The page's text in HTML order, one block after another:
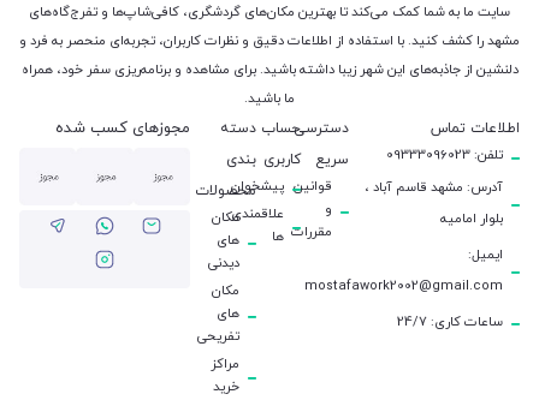
سایت ما به شما کمک می‌کند تا بهترین مکان‌های گردشگری، کافی‌شاپ‌ها و تفرج‌گاه‌های
مشهد را کشف کنید. با استفاده از اطلاعات دقیق و نظرات کاربران، تجربه‌ای منحصر به فرد و
دلنشین از جاذبه‌های این شهر زیبا داشته باشید. برای مشاهده و برنامه‌ریزی سفر خود، همراه
ما باشید.
اطلاعات تماس
تلفن: 09333096023
آدرس: مشهد قاسم آباد ،
بلوار امامیه
ایمیل:
mostafawork2002@gmail.com
ساعات کاری: 24/7
دسترسی
سریع
قوانین
و
مقررات
حساب
کاربری
پیشخوان
علاقمندی
ها
دسته
بندی
محصولات
مکان
های
دیدنی
مکان
های
تفریحی
مراکز
خرید
مجوزهای کسب شده